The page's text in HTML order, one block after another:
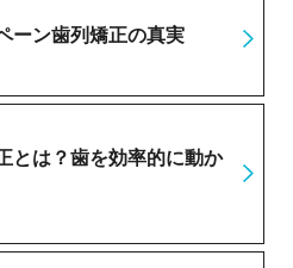
ーン歯列矯正の真実
とは？歯を効率的に動か